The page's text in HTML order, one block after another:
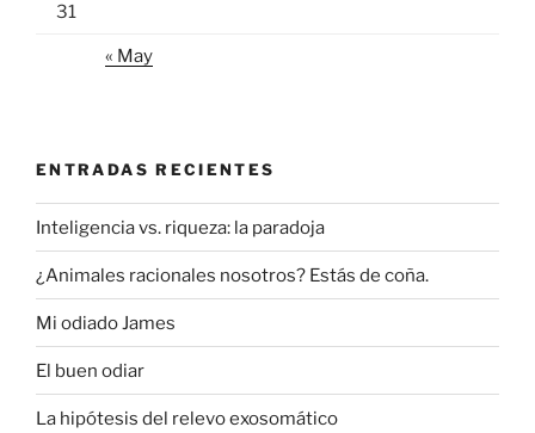
31
« May
ENTRADAS RECIENTES
Inteligencia vs. riqueza: la paradoja
¿Animales racionales nosotros? Estás de coña.
Mi odiado James
El buen odiar
La hipótesis del relevo exosomático